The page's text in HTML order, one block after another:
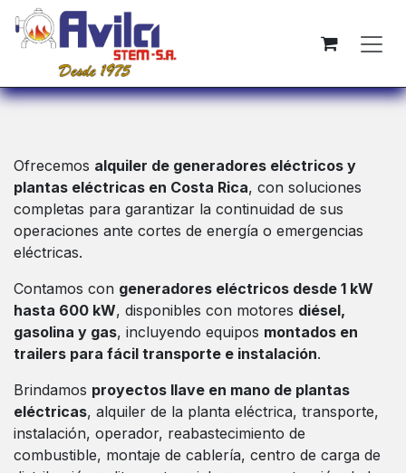
Ir al contenido
Ofrecemos alquiler de generadores eléctricos y
plantas eléctricas en Costa Rica, con soluciones
completas para garantizar la continuidad de sus
operaciones ante cortes de energía o emergencias
eléctricas.
Contamos con generadores eléctricos desde 1 kW
hasta 600 kW, disponibles con motores diésel,
gasolina y gas, incluyendo equipos montados en
trailers para fácil transporte e instalación.
Brindamos proyectos llave en mano de plantas
eléctricas, alquiler de la planta eléctrica, transporte,
instalación, operador, reabastecimiento de
combustible, montaje de cablería, centro de carga de